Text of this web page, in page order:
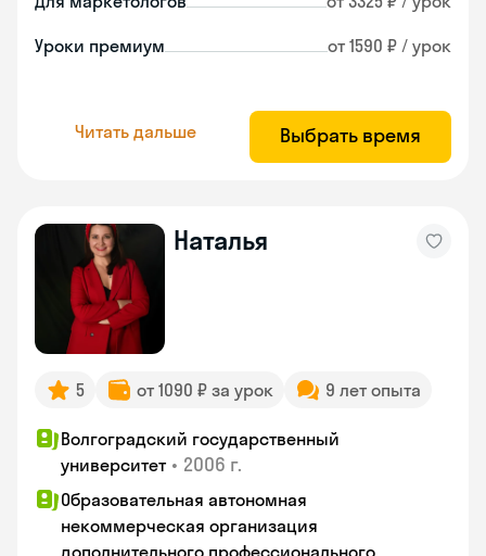
Уроки премиум от 1590 ₽ / урок
Читать дальше Выбрать время
Наталья
5 от 1090 ₽ за урок 9 лет опыта
Волгоградский государственный
университет • 2006 г.
Образовательная автономная
некоммерческая организация
дополнительного профессионального